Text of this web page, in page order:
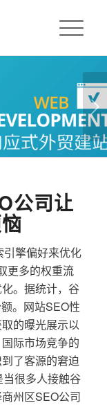
一页
1 2
公司让
擎偏好来优化
更多的权重流
。据统计，谷
。网站SEO性
的曝光展示以
际市场竞争的
了客源的窘迫
很多人接触谷
州区SEO公司